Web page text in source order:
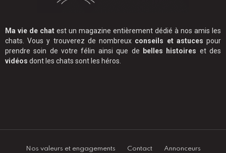
Ma vie de chat est un magazine entièrement dédié à nos amis les
chats. Vous y trouverez de nombreux conseils et astuces pour
prendre soin de votre félin ainsi que de belles histoires et des
vidéos dont les chats sont les héros.
Nos valeurs et engagements Contact Annonceurs